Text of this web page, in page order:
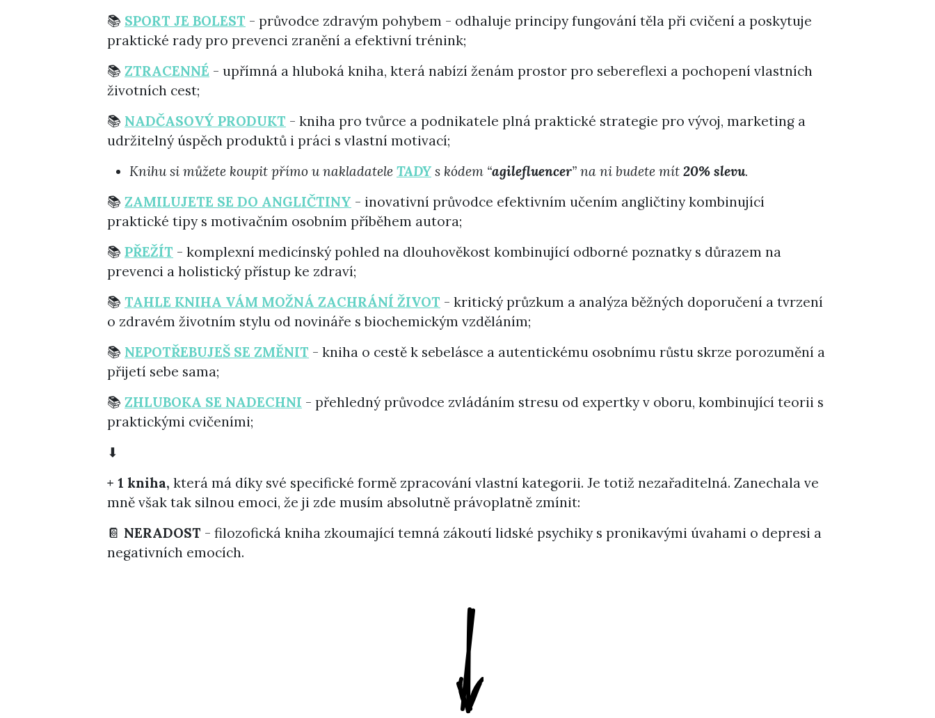
📚 SPORT JE BOLEST - průvodce zdravým pohybem - odhaluje principy fungování těla při cvičení a poskytuje
praktické rady pro prevenci zranění a efektivní trénink;
📚 ZTRACENNÉ - upřímná a hluboká kniha, která nabízí ženám prostor pro sebereflexi a pochopení vlastních
životních cest;
📚 NADČASOVÝ PRODUKT - kniha pro tvůrce a podnikatele plná praktické strategie pro vývoj, marketing a
udržitelný úspěch produktů i práci s vlastní motivací;
Knihu si můžete koupit přímo u nakladatele TADY s kódem “agilefluencer” na ni budete mít 20% slevu.
📚 ZAMILUJETE SE DO ANGLIČTINY - inovativní průvodce efektivním učením angličtiny kombinující
praktické tipy s motivačním osobním příběhem autora;
📚 PŘEŽÍT - komplexní medicínský pohled na dlouhověkost kombinující odborné poznatky s důrazem na
prevenci a holistický přístup ke zdraví;
📚 TAHLE KNIHA VÁM MOŽNÁ ZACHRÁNÍ ŽIVOT - kritický průzkum a analýza běžných doporučení a tvrzení
o zdravém životním stylu od novináře s biochemickým vzděláním;
📚 NEPOTŘEBUJEŠ SE ZMĚNIT - kniha o cestě k sebelásce a autentickému osobnímu růstu skrze porozumění a
přijetí sebe sama;
📚 ZHLUBOKA SE NADECHNI - přehledný průvodce zvládáním stresu od expertky v oboru, kombinující teorii s
praktickými cvičeními;
⬇
+ 1 kniha, která má díky své specifické formě zpracování vlastní kategorii. Je totiž nezařaditelná. Zanechala ve
mně však tak silnou emoci, že ji zde musím absolutně právoplatně zmínit:
📔 NERADOST - filozofická kniha zkoumající temná zákoutí lidské psychiky s pronikavými úvahami o depresi a
negativních emocích.